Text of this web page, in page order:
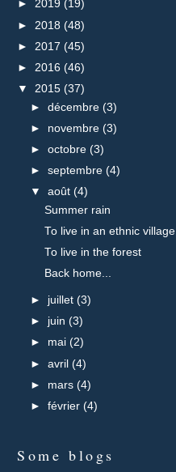
► 2019 (19)
► 2018 (48)
► 2017 (45)
► 2016 (46)
▼ 2015 (37)
►décembre(3)
► novembre(3)
►octobre(3)
►septembre(4)
▼août(4)
Summer rain
To live in an ethnic village
To live in the forest
Back home...
► juillet(3)
► juin(3)
► mai(2)
►avril(4)
► mars(4)
►février(4)
Some blogs